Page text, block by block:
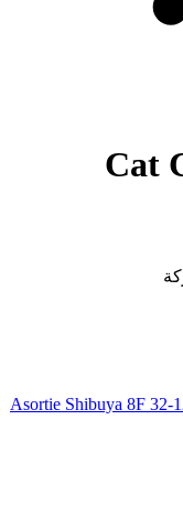
Cat
Asortie Shibuya 8F 32-